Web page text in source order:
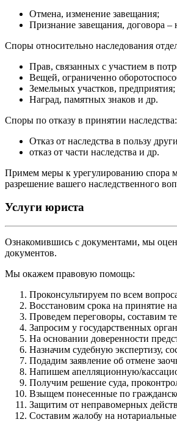
Отмена, изменение завещания;
Признание завещания, договора
Споры относительно наследования
Прав, связанных с участием в
Вещей, ограниченно
Земельных участков, предприятия;
Наград, памятных знаков и др.
Споры по отказу в принятии наследства:
Отказ от наследства в пользу
отказ от части наследства и др.
Примем меры к урегулированию спора
разрешение вашего наследственного
Услуги юриста
Ознакомившись с документами, мы
документов.
Мы окажем правовую помощь:
Проконсультируем по всем
Восстановим срока на принятие
Проведем переговоры, составим
Запросим у государственных
На основании доверенности
Назначим судебную экспертизу,
Подадим заявление об отмене
Напишем апелляционную/
Получим решение суда,
Взыщем понесенные по
Защитим от неправомерных
Составим жалобу на